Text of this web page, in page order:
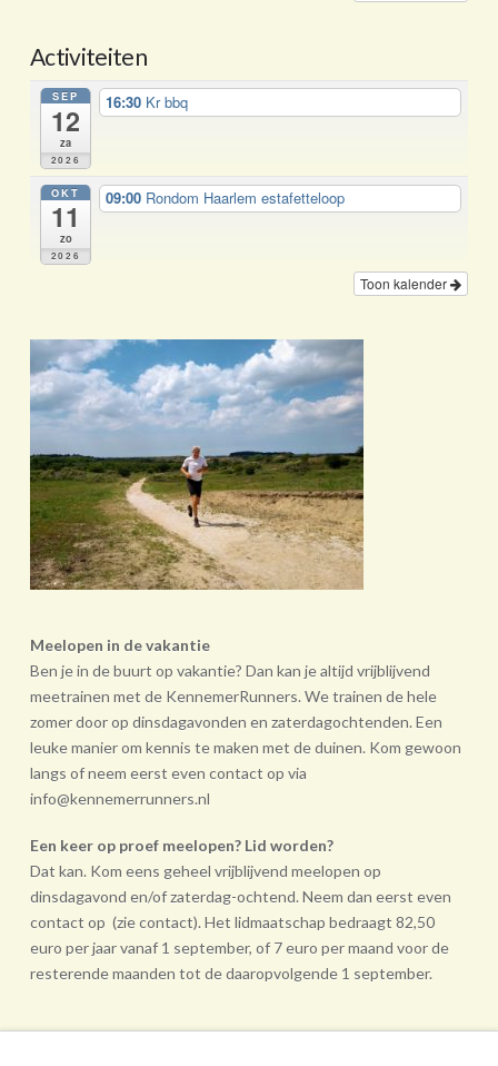
Activiteiten
SEP
12
za
2026
16:30 Kr bbq
OKT
11
zo
2026
09:00 Rondom Haarlem estafetteloop
Toon kalender
Meelopen in de vakantie
Ben je in de buurt op vakantie? Dan kan je altijd vrijblijvend
meetrainen met de KennemerRunners. We trainen de hele
zomer door op dinsdagavonden en zaterdagochtenden. Een
leuke manier om kennis te maken met de duinen. Kom gewoon
langs of neem eerst even contact op via
info@kennemerrunners.nl
Een keer op proef meelopen? Lid worden?
Dat kan. Kom eens geheel vrij­blijvend meelopen op
dinsdagavond en/of zaterdag-ochtend. Neem dan eerst even
contact op (zie contact). Het lidmaatschap bedraagt 82,50
euro per jaar vanaf 1 september, of 7 euro per maand voor de
resterende maanden tot de daarop­volgende 1 september.